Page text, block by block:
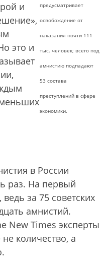
предусматривает
освобождение от
наказания почти 111
тыс. человек; всего под
амнистию подпадают
53 состава
преступлений в сфере
экономики.
и
это и
в России
раз. На первый
за 75 советских
амнистий.
New Times эксперты
количество, а